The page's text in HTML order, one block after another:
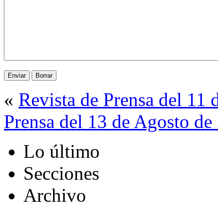
« Revista de Prensa del 11
Prensa del 13 de Agosto
Lo último
Secciones
Archivo